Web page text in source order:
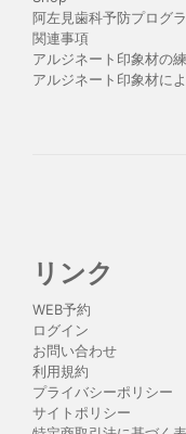
阿左見歯科予防プログ
関連事項
アルジネート印象材の
アルジネート印象材に
リンク
WEB予約
ログイン
お問い合わせ
利用規約
プライバシーポリシー
サイトポリシー